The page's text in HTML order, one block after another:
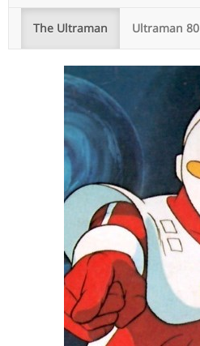
The Ultraman Ultraman 80